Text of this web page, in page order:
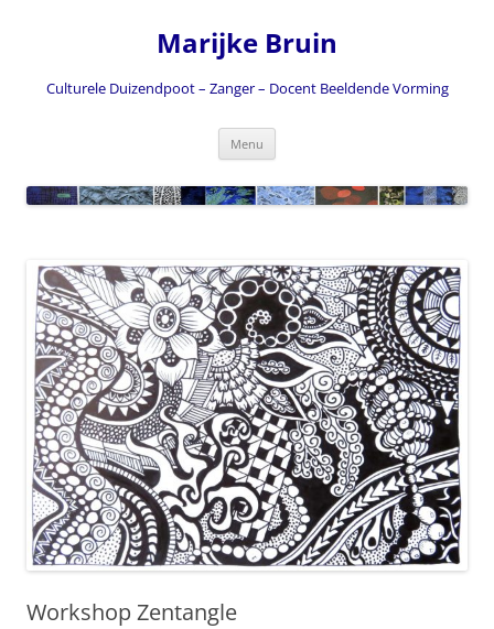
Marijke Bruin
Culturele Duizendpoot – Zanger – Docent Beeldende Vorming
Menu
Workshop Zentangle